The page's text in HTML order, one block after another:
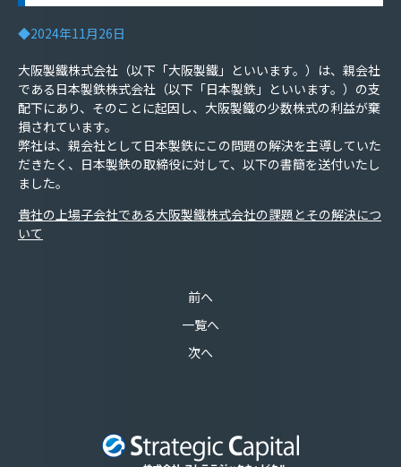
◆2024年11月26日
大阪製鐵株式会社（以下「大阪製鐵」といいます。）は、親会社
である日本製鉄株式会社（以下「日本製鉄」といいます。）の支
配下にあり、そのことに起因し、大阪製鐵の少数株式の利益が棄
損されています。
弊社は、親会社として日本製鉄にこの問題の解決を主導していた
だきたく、日本製鉄の取締役に対して、以下の書簡を送付いたし
ました。
貴社の上場子会社である大阪製鐵株式会社の課題とその解決につ
いて
前へ
一覧へ
次へ